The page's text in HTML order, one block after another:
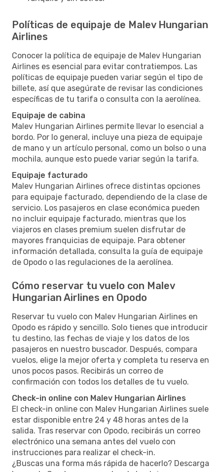
Políticas de equipaje de Malev Hungarian
Airlines
Conocer la política de equipaje de Malev Hungarian
Airlines es esencial para evitar contratiempos. Las
políticas de equipaje pueden variar según el tipo de
billete, así que asegúrate de revisar las condiciones
específicas de tu tarifa o consulta con la aerolínea.
Equipaje de cabina
Malev Hungarian Airlines permite llevar lo esencial a
bordo. Por lo general, incluye una pieza de equipaje
de mano y un artículo personal, como un bolso o una
mochila, aunque esto puede variar según la tarifa.
Equipaje facturado
Malev Hungarian Airlines ofrece distintas opciones
para equipaje facturado, dependiendo de la clase de
servicio. Los pasajeros en clase económica pueden
no incluir equipaje facturado, mientras que los
viajeros en clases premium suelen disfrutar de
mayores franquicias de equipaje. Para obtener
información detallada, consulta la guía de equipaje
de Opodo o las regulaciones de la aerolínea.
Cómo reservar tu vuelo con Malev
Hungarian Airlines en Opodo
Reservar tu vuelo con Malev Hungarian Airlines en
Opodo es rápido y sencillo. Solo tienes que introducir
tu destino, las fechas de viaje y los datos de los
pasajeros en nuestro buscador. Después, compara
vuelos, elige la mejor oferta y completa tu reserva en
unos pocos pasos. Recibirás un correo de
confirmación con todos los detalles de tu vuelo.
Check-in online con Malev Hungarian Airlines
El check-in online con Malev Hungarian Airlines suele
estar disponible entre 24 y 48 horas antes de la
salida. Tras reservar con Opodo, recibirás un correo
electrónico una semana antes del vuelo con
instrucciones para realizar el check-in.
¿Buscas una forma más rápida de hacerlo? Descarga